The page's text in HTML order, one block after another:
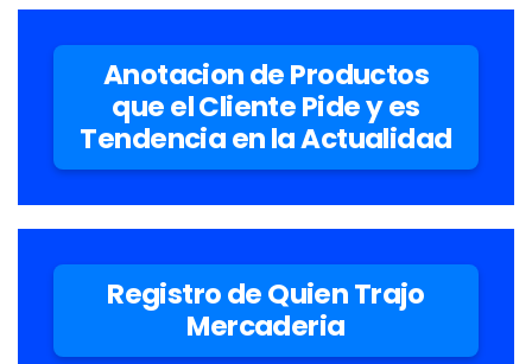
Anotacion de Productos
que el Cliente Pide y es
Tendencia en la Actualidad
Registro de Quien Trajo
Mercaderia